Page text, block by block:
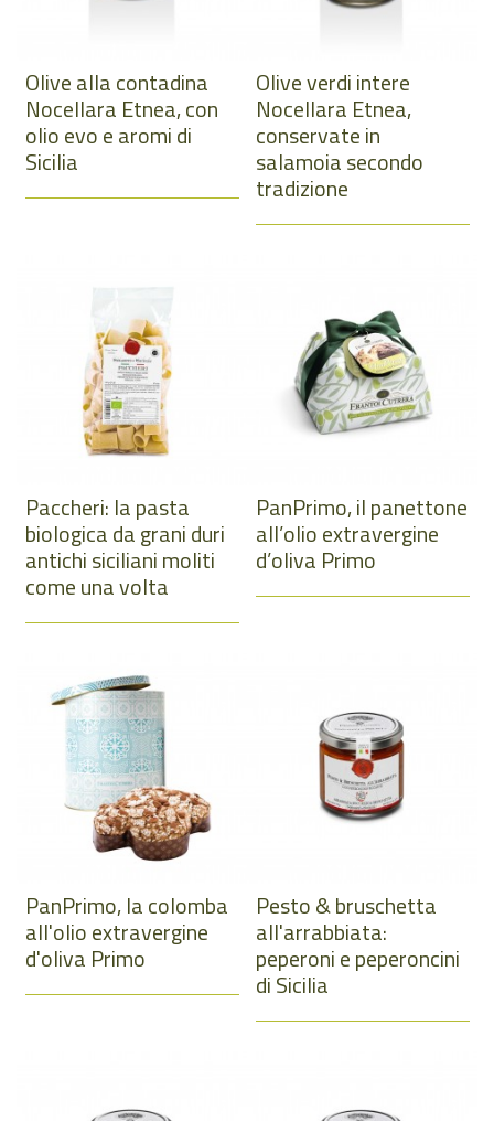
Olive alla contadina
Nocellara Etnea, con
olio evo e aromi di
Sicilia
Olive verdi intere
Nocellara Etnea,
conservate in
salamoia secondo
tradizione
Paccheri: la pasta
biologica da grani duri
antichi siciliani moliti
come una volta
PanPrimo, il panettone
all’olio extravergine
d’oliva Primo
PanPrimo, la colomba
all'olio extravergine
d'oliva Primo
Pesto & bruschetta
all'arrabbiata:
peperoni e peperoncini
di Sicilia